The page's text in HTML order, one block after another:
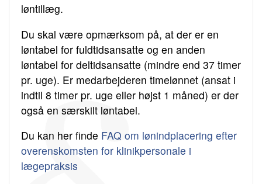
løntillæg.
Du skal være opmærksom på, at der er en
løntabel for fuldtidsansatte og en anden
løntabel for deltidsansatte (mindre end 37 timer
pr. uge). Er medarbejderen timelønnet (ansat i
indtil 8 timer pr. uge eller højst 1 måned) er der
også en særskilt løntabel.
Du kan her finde FAQ om lønindplacering efter
overenskomsten for klinikpersonale i
lægepraksis